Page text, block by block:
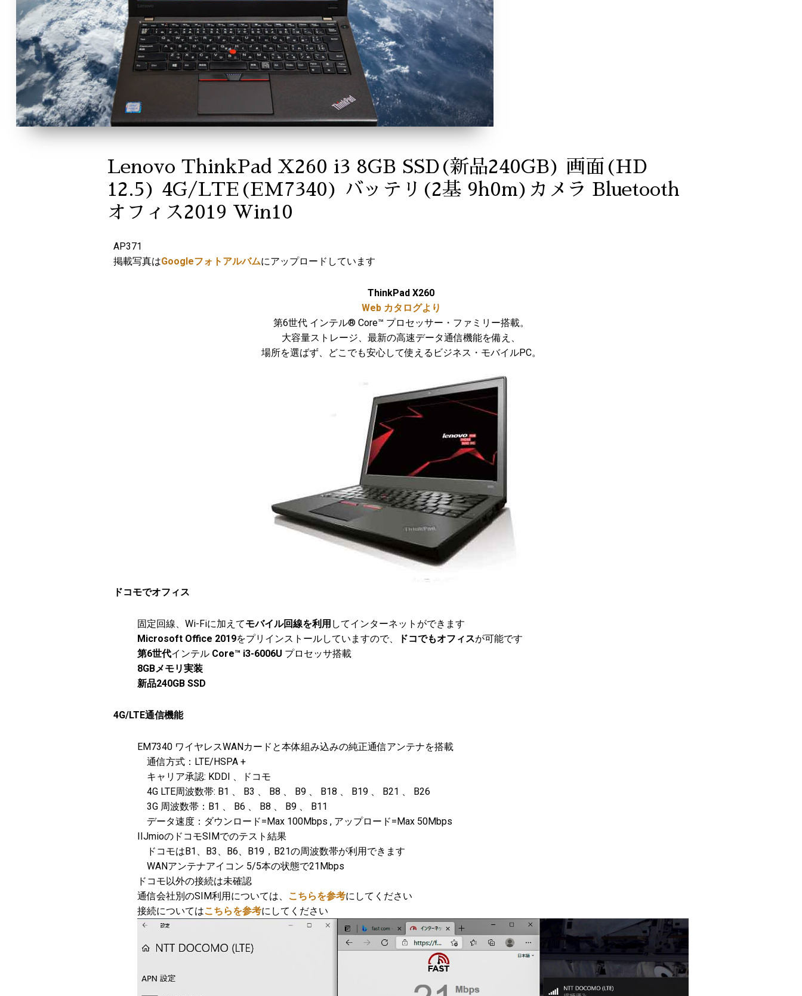
Lenovo ThinkPad X260 i3 8GB SSD(新品240GB) 画面(HD
12.5) 4G/LTE(EM7340) バッテリ(2基 9h0m)カメラ Bluetooth
オフィス2019 Win10
AP371
掲載写真はGoogleフォトアルバムにアップロードしています
ThinkPad X260
Web カタログより
第6世代 インテル® Core™ プロセッサー・ファミリー搭載。
大容量ストレージ、最新の高速データ通信機能を備え、
場所を選ばず、どこでも安心して使えるビジネス・モバイルPC。
ドコモでオフィス
固定回線、Wi-Fiに加えてモバイル回線を利用 してインターネットができます
Microsoft Office 2019をプリインストールしていますので、 ドコでもオフィスが可能です
第6世代インテル Core™ i3-6006U プロセッサ搭載
8GBメモリ実装
新品240GB SSD
4G/LTE通信機能
EM7340 ワイヤレスWANカードと本体組み込みの純正通信アンテナを搭載
通信方式：LTE/HSPA +
キャリア承認: KDDI 、ドコモ
4G LTE周波数帯: B1 、 B3 、 B8 、 B9 、 B18 、 B19 、 B21 、 B26
3G 周波数帯：B1 、 B6 、 B8 、 B9 、 B11
データ速度：ダウンロード=Max 100Mbps , アップロード=Max 50Mbps
IIJmioのドコモSIMでのテスト結果
ドコモはB1、B3、B6、B19，B21の周波数帯が利用できます
WANアンテナアイコン 5/5本の状態で21Mbps
ドコモ以外の接続は未確認
通信会社別のSIM利用については、
こちらを参考にしてください
接続についてはこちらを参考にしてください